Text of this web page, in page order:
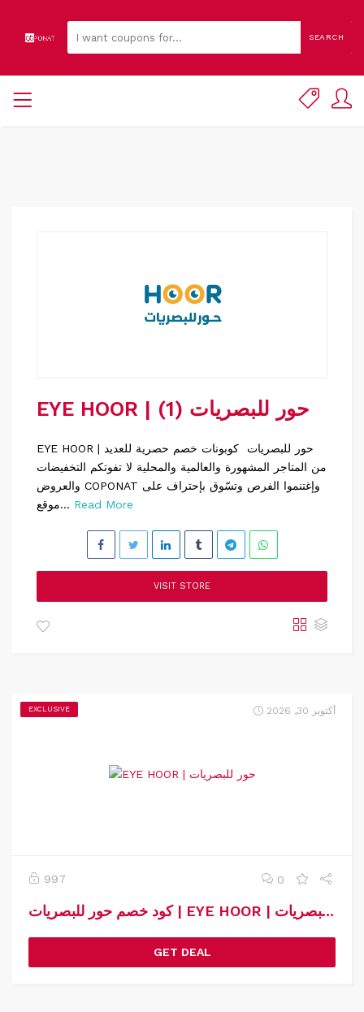
SEARCH
EYE HOOR | حور للبصريات (1)
EYE HOOR | حور للبصريات كوبونات خصم حصرية للعديد
من المتاجر المشهورة والعالمية والمحلية لا تفوتكم التخفيضات
والعروض COPONAT وإغتنموا الفرص وتسّوق بإحتراف على
موقع... Read More
VISIT STORE
EXCLUSIVE أكتوبر 30, 2026
997 0
كود خصم حور للبصريات | EYE HOOR | كوبون خصم حور للبصريات
GET DEAL